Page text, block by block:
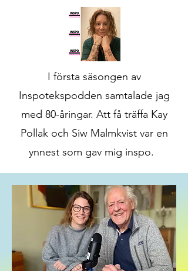
I första säsongen av
Inspotekspodden samtalade jag
med 80-åringar. Att få träffa Kay
Pollak och Siw Malmkvist var en
ynnest som gav mig inspo.